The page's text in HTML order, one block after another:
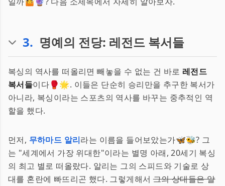
3. 명예의 전당: 레전드 복서들
복싱의 역사를 떠올리면 빼놓을 수 없는 건 바로 레전드
복서들이다🥊🌟. 이들은 단순히 승리만을 추구한 복서가
아니라, 복싱이라는 스포츠의 역사를 바꾸는 중추적인 역
할을 했다.
먼저, 무하마드 알리라는 이름을 들어보았는가🦋🐝? 그
는 "세계에서 가장 위대한"이라는 별명 아래, 20세기 복싱
의 최고 별로 떠올랐다. 알리는 그의 스피드와 기술로 상
대를 혼란에 빠뜨리곤 했다. 그렇게해서그의 상대들은 알